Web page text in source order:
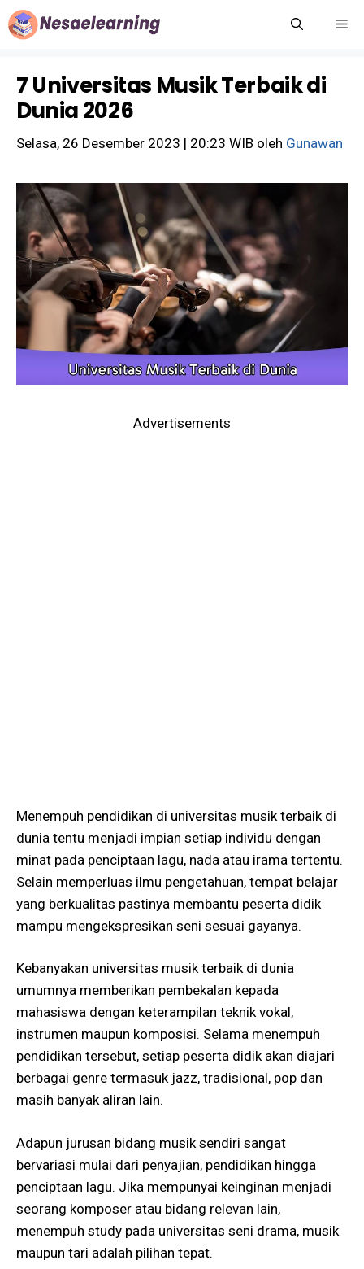
Langsung
ke
7 Universitas Musik Terbaik di
Dunia 2026
Selasa, 26 Desember 2023 | 20:23 WIB oleh Gunawan
Advertisements
Menempuh pendidikan di universitas musik terbaik di
dunia tentu menjadi impian setiap individu dengan
minat pada penciptaan lagu, nada atau irama tertentu.
Selain memperluas ilmu pengetahuan, tempat belajar
yang berkualitas pastinya membantu peserta didik
mampu mengekspresikan seni sesuai gayanya.
Kebanyakan universitas musik terbaik di dunia
umumnya memberikan pembekalan kepada
mahasiswa dengan keterampilan teknik vokal,
instrumen maupun komposisi. Selama menempuh
pendidikan tersebut, setiap peserta didik akan diajari
berbagai genre termasuk jazz, tradisional, pop dan
masih banyak aliran lain.
Adapun jurusan bidang musik sendiri sangat
bervariasi mulai dari penyajian, pendidikan hingga
penciptaan lagu. Jika mempunyai keinginan menjadi
seorang komposer atau bidang relevan lain,
menempuh study pada universitas seni drama, musik
maupun tari adalah pilihan tepat.